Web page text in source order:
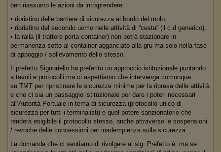
ben riassunto le azioni da intraprendere:
• ripristino delle barriere di sicurezza al bordo del molo;
• ripristino del secondo uomo nelle attività di “cesta” (il c.d generico);
• la ralla (il trattore porta container) non potrà stazionare in
permanenza sotto al container agganciato alla gru ma solo nella fase
di appoggio / sollevamento dello stesso.
Il prefetto Signoriello ha preferito un approccio istituzionale puntando
a tavoli e protocolli ma ci aspettiamo che intervenga comunque
su TMT per ripristinare le sicurezze minime per la ripresa delle attività
e che ci sia un passaggio istituzionale per dare i poteri necessari
all’Autorità Portuale in tema di sicurezza (protocollo unico di
sicurezza per tutti i terminalisti) e quel potere sanzionatorio che
renderà esigibile il protocollo stesso, anche attraverso le sospensioni
/ revoche delle concessioni per inadempienza sulla sicurezza.
La domanda che ci sentiamo di rivolgere al sig. Prefetto è: ma se